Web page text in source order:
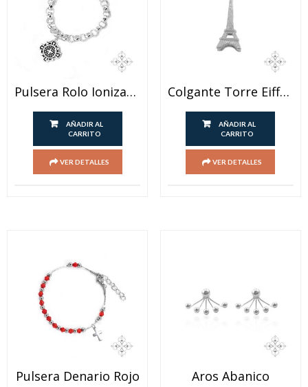
Pulsera Rolo Ionizada Con Colgante Cruz
AÑADIR AL
CARRITO
VER DETALLES
Colgante Torre Eiffel Ionizado
AÑADIR AL
CARRITO
VER DETALLES
Pulsera Denario Rojo Aros Abanico